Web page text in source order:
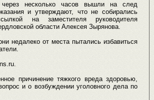
несколько часов вышли на след
и утверждают, что не собирались
на заместителя руководителя
области Алексея Зырянова.
недалеко от места пытались избавиться
причинение тяжкого вреда здоровью,
и о возбуждении уголовного дела по